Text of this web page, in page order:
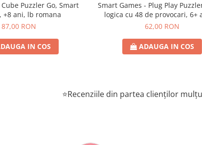
Cube Puzzler Go, Smart
+8 ani, lb romana
87,00 RON
IN COS
Smart Games - Plug Play Puzzler, joc de
logica cu 48 de provocari, 6+
romana
62,00 RON
ADAUGA IN COS
⭐Recenziile din partea clienților